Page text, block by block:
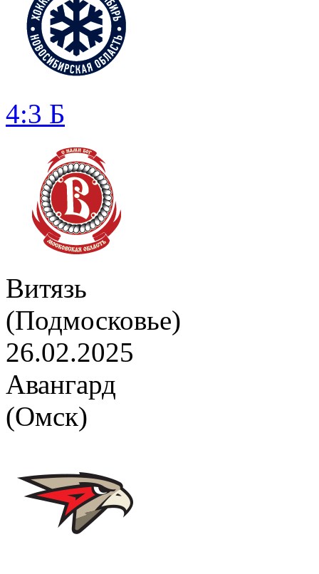
4:3 Б
Витязь
(Подмосковье)
26.02.2025
Авангард
(Омск)